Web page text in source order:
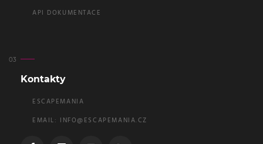
API DOKUMENTACE
Kontakty
ESCAPEMANIA
EMAIL: INFO@ESCAPEMANIA.CZ